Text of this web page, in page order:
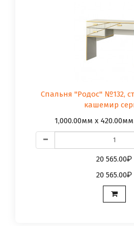
Спальня "Родос" №132,
кашемир
1,000.00мм x
20 565.00
20 565.00